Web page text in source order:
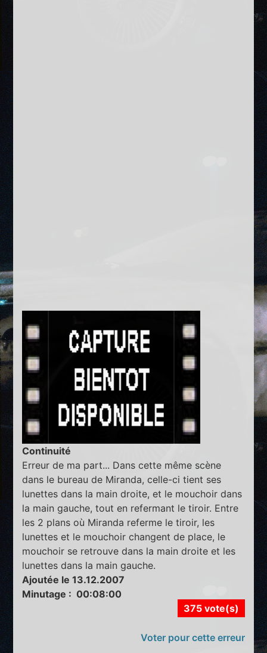
Continuité
Erreur de ma part... Dans cette même scène
dans le bureau de Miranda, celle-ci tient ses
lunettes dans la main droite, et le mouchoir dans
la main gauche, tout en refermant le tiroir. Entre
les 2 plans où Miranda referme le tiroir, les
lunettes et le mouchoir changent de place, le
mouchoir se retrouve dans la main droite et les
lunettes dans la main gauche.
Ajoutée le 13.12.2007
Minutage : 00:08:00
375 vote(s)
Voter pour cette erreur